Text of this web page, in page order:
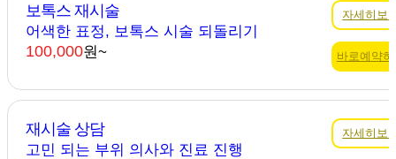
보톡스 재시술
어색한 표정, 보톡스 시술 되돌리기
자세히보
100,000원~ 바로예약
재시술 상담
고민 되는 부위 의사와 진료 진행
자세히보